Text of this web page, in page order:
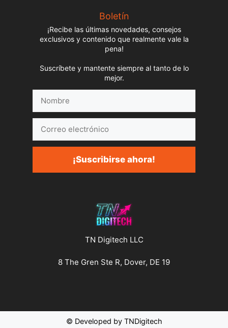
Boletín
¡Recibe las últimas novedades, consejos
exclusivos y contenido que realmente vale la
pena!
Suscríbete y mantente siempre al tanto de lo
mejor.
electrónico
¡Suscribirse ahora!
TN Digitech LLC
8 The Gren Ste R, Dover, DE 19